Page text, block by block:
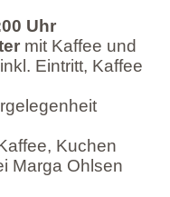
Uhr
mit Kaffee und
Eintritt, Kaffee
Kuchen
Marga Ohlsen